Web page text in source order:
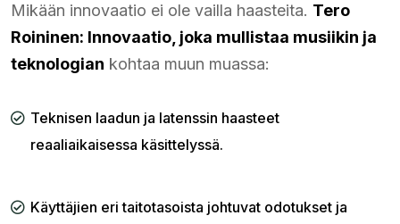
Mikään innovaatio ei ole vailla haasteita. Tero
Roininen: Innovaatio, joka mullistaa musiikin ja
teknologian kohtaa muun muassa:
Teknisen laadun ja latenssin haasteet
reaaliaikaisessa käsittelyssä.
Käyttäjien eri taitotasoista johtuvat odotukset ja